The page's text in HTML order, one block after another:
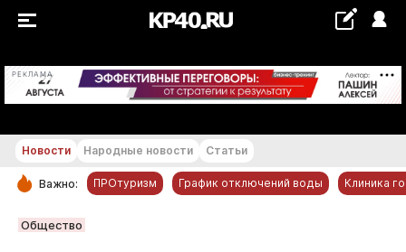
РЕКЛАМА +22...+23 °С
РУБРИКИ
Новости Народные новости Статьи
Важно: ПРОтуризм График отключений воды Клиника
Общество